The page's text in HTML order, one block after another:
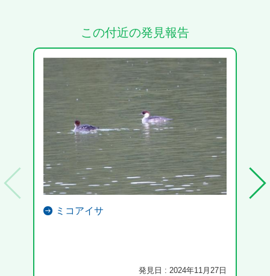
この付近の発見報告
ミコアイサ
発見日 : 2024年11月27日